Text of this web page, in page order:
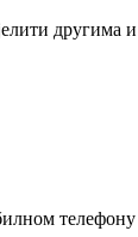
другима